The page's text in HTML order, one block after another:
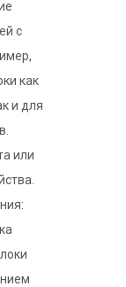
с
как
и для
или